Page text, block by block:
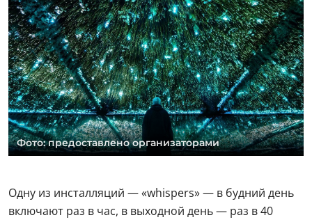
Фото: предоставлено организаторами
Одну из инсталляций — «whispers» — в будний день
включают раз в час, в выходной день — раз в 40